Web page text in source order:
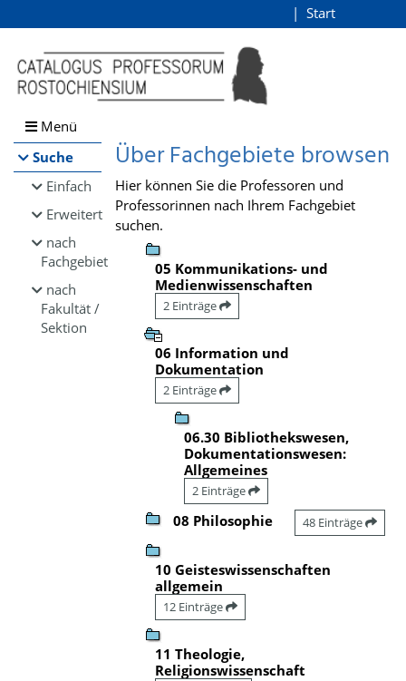
Browsen
direkt zum Inhalt
Start
Menü
Suche
Einfach
Erweitert
nach
Fachgebiet
nach
Fakultät /
Sektion
Über Fachgebiete browsen
Hier können Sie die Professoren und
Professorinnen nach Ihrem Fachgebiet
suchen.
05 Kommunikations- und
Medienwissenschaften
2 Einträge
06 Information und
Dokumentation
2 Einträge
06.30 Bibliothekswesen,
Dokumentationswesen:
Allgemeines
2 Einträge
08 Philosophie 48 Einträge
10 Geisteswissenschaften
allgemein
12 Einträge
11 Theologie,
Religionswissenschaft